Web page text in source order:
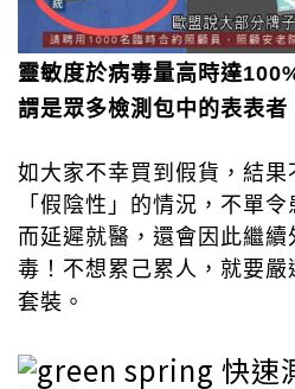
靈敏度於病毒量高時達
謂是眾多檢測包中的表表者
如大家不幸買到假貨，結
「假陰性」的情況，不單
而延遲就醫，還會因此繼
毒！不想累己累人，就要
套裝。